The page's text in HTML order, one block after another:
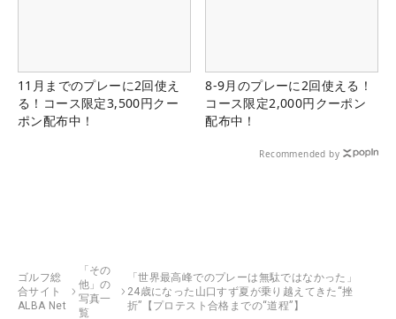
11月までのプレーに2回使え
る！コース限定3,500円クー
ポン配布中！
8-9月のプレーに2回使える！
コース限定2,000円クーポン
配布中！
Recommended by
ゴルフ総
合サイト
ALBA Net
「その
他」の
写真一
覧
「世界最高峰でのプレーは無駄ではなかった」
24歳になった山口すず夏が乗り越えてきた“挫
折”【プロテスト合格までの“道程”】